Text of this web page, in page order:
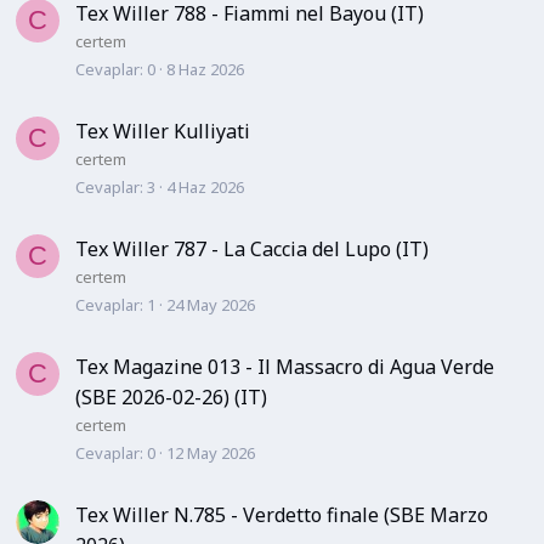
C Tex Willer 788 - Fiammi nel Bayou (IT)
certem
Cevaplar 0 8 Haz 2026
C Tex Willer Kulliyati
certem
Cevaplar 3 4 Haz 2026
C Tex Willer 787 - La Caccia del Lupo (IT)
certem
Cevaplar 1 24 May 2026
C
Tex Magazine 013 - Il Massacro di Agua Verde
(SBE 2026-02-26) (IT)
certem
Cevaplar 0 12 May 2026
Tex Willer N.785 - Verdetto finale (SBE Marzo